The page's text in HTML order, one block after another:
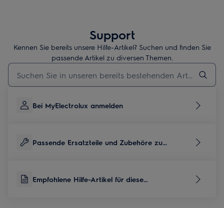
Support
Kennen Sie bereits unsere Hilfe-Artikel? Suchen und finden Sie
passende Artikel zu diversen Themen.
Geben Sie den Suchbegriff für Support-Artikel ein
Bei MyElectrolux anmelden
Passende Ersatzteile und Zubehöre zu
Empfohlene Hilfe-Artikel für diese